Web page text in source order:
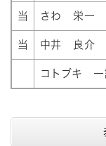
当 さわ 栄一
当 中井 良介
コトブキ 一